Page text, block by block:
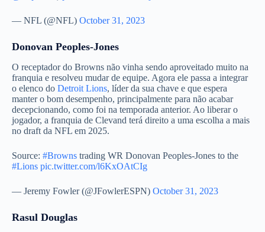
— NFL (@NFL) October 31, 2023
Donovan Peoples-Jones
O receptador do Browns não vinha sendo aproveitado muito na
franquia e resolveu mudar de equipe. Agora ele passa a integrar
o elenco do Detroit Lions, líder da sua chave e que espera
manter o bom desempenho, principalmente para não acabar
decepcionando, como foi na temporada anterior. Ao liberar o
jogador, a franquia de Clevand terá direito a uma escolha a mais
no draft da NFL em 2025.
Source: #Browns trading WR Donovan Peoples-Jones to the
#Lions pic.twitter.com/l6KxOAtCIg
— Jeremy Fowler (@JFowlerESPN) October 31, 2023
Rasul Douglas